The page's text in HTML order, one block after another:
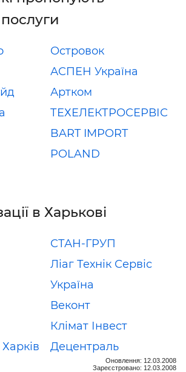
послуги
Островок
АСПЕН Україна
Артком
ТЕХЕЛЕКТРОСЕРВІС
BART IMPORT
POLAND
в Харькові
СТАН-ГРУП
Ліаг Технік Сервіс
Україна
Веконт
Клімат Інвест
Децентраль
Оновлення: 12.03.2008
Зареєстровано: 12.03.2008